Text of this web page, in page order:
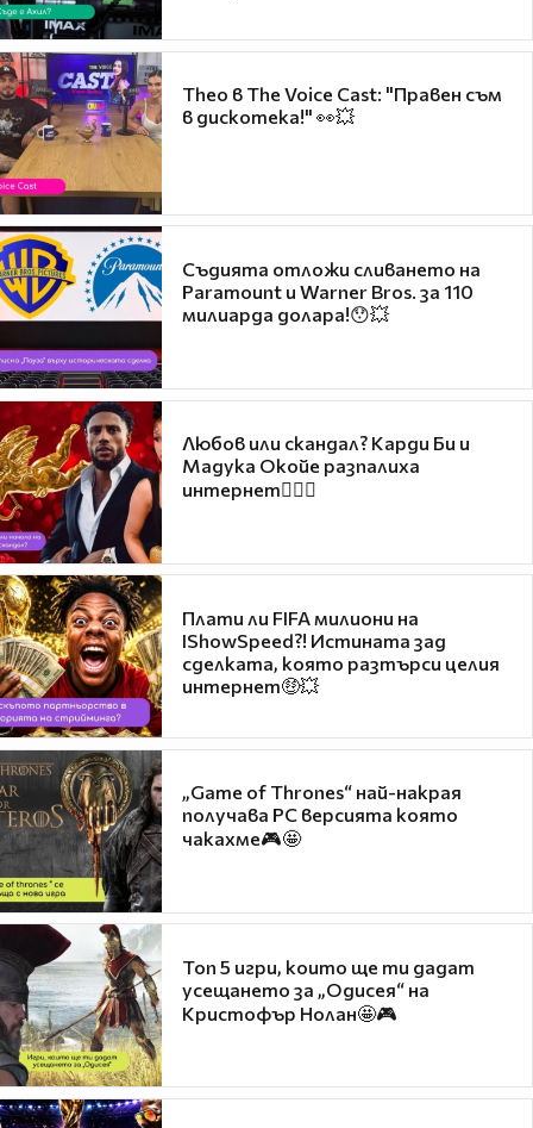
Theo в The Voice Cast: "Правен съм
в дискотека!" 👀💥
Съдията отложи сливането на
Paramount и Warner Bros. за 110
милиарда долара!😯💥
Любов или скандал? Карди Би и
Мадука Окойе разпалиха
интернет❤️‍🔥🔥
Плати ли FIFA милиони на
IShowSpeed?! Истината зад
сделката, която разтърси целия
интернет🤑💥
„Game of Thrones“ най-накрая
получава PC версията която
чакахме🎮🤩
Топ 5 игри, които ще ти дадат
усещането за „Одисея“ на
Кристофър Нолан🤩🎮